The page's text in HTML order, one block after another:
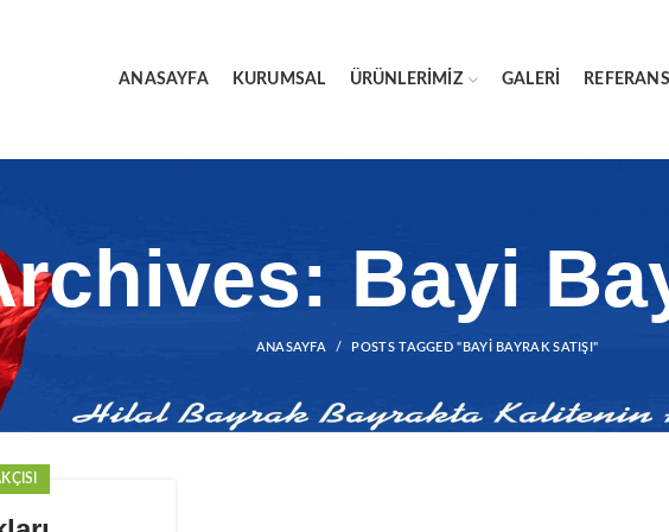
ANASAYFA KURUMSAL ÜRÜNLERIMIZ GALERI
Bayi
ANASAYFA POSTS TAGGED "BAYI BAYRAK SATIŞI"